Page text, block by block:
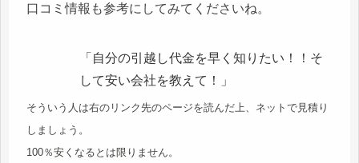
口コミ情報も参考にしてみてくださいね。
「自分の引越し代金を早く知りたい！！そ
して安い会社を教えて！」
そういう人は右のリンク先のページを読んだ上、ネットで見積り
しましょう。
100％安くなるとは限りません。